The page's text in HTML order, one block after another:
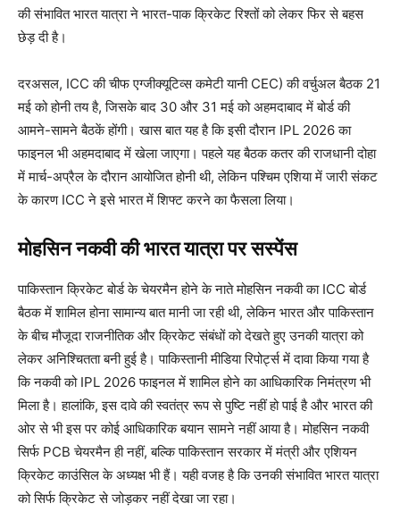
की संभावित भारत यात्रा ने भारत-पाक क्रिकेट रिश्तों को लेकर फिर से बहस
छेड़ दी है।
दरअसल, ICC की चीफ एग्जीक्यूटिव्स कमेटी यानी CEC) की वर्चुअल बैठक 21
मई को होनी तय है, जिसके बाद 30 और 31 मई को अहमदाबाद में बोर्ड की
आमने-सामने बैठकें होंगी। खास बात यह है कि इसी दौरान IPL 2026 का
फाइनल भी अहमदाबाद में खेला जाएगा। पहले यह बैठक कतर की राजधानी दोहा
में मार्च-अप्रैल के दौरान आयोजित होनी थी, लेकिन पश्चिम एशिया में जारी संकट
के कारण ICC ने इसे भारत में शिफ्ट करने का फैसला लिया।
मोहसिन नकवी की भारत यात्रा पर सस्पेंस
पाकिस्तान क्रिकेट बोर्ड के चेयरमैन होने के नाते मोहसिन नकवी का ICC बोर्ड
बैठक में शामिल होना सामान्य बात मानी जा रही थी, लेकिन भारत और पाकिस्तान
के बीच मौजूदा राजनीतिक और क्रिकेट संबंधों को देखते हुए उनकी यात्रा को
लेकर अनिश्चितता बनी हुई है। पाकिस्तानी मीडिया रिपोर्ट्स में दावा किया गया है
कि नकवी को IPL 2026 फाइनल में शामिल होने का आधिकारिक निमंत्रण भी
मिला है। हालांकि, इस दावे की स्वतंत्र रूप से पुष्टि नहीं हो पाई है और भारत की
ओर से भी इस पर कोई आधिकारिक बयान सामने नहीं आया है। मोहसिन नकवी
सिर्फ PCB चेयरमैन ही नहीं, बल्कि पाकिस्तान सरकार में मंत्री और एशियन
क्रिकेट काउंसिल के अध्यक्ष भी हैं। यही वजह है कि उनकी संभावित भारत यात्रा
को सिर्फ क्रिकेट से जोड़कर नहीं देखा जा रहा।